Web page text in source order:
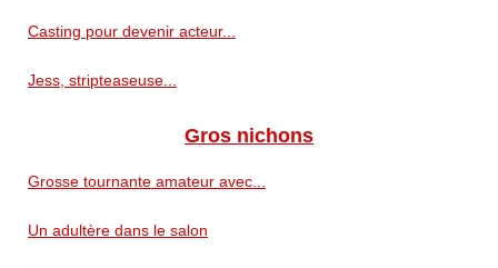
Casting pour devenir acteur...
Jess, stripteaseuse...
Gros nichons
Grosse tournante amateur avec...
Un adultère dans le salon